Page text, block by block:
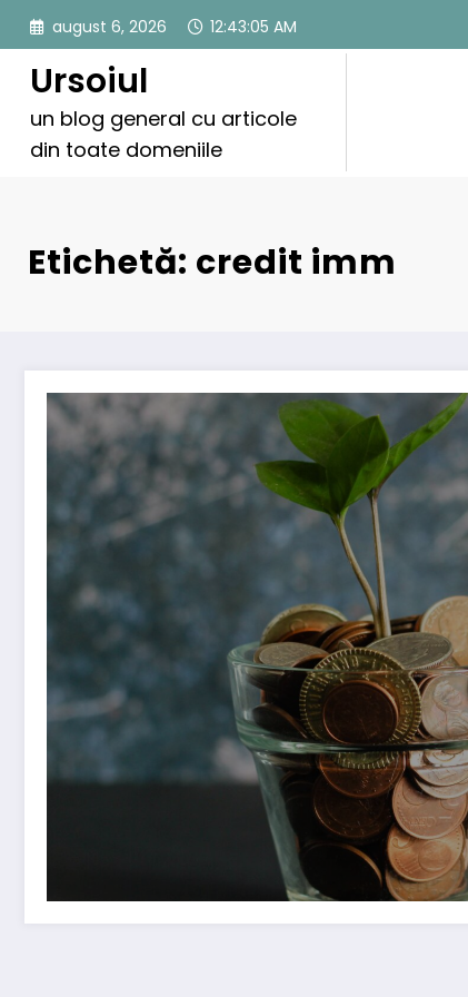
conținut
august 6, 2026 12:43:05 AM
Ursoiul
un blog general cu articole
din toate domeniile
Etichetă: credit imm